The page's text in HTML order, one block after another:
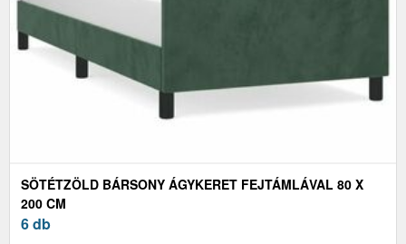
SÖTÉTZÖLD BÁRSONY ÁGYKERET FEJTÁMLÁVAL 80 X
200 CM
6 db